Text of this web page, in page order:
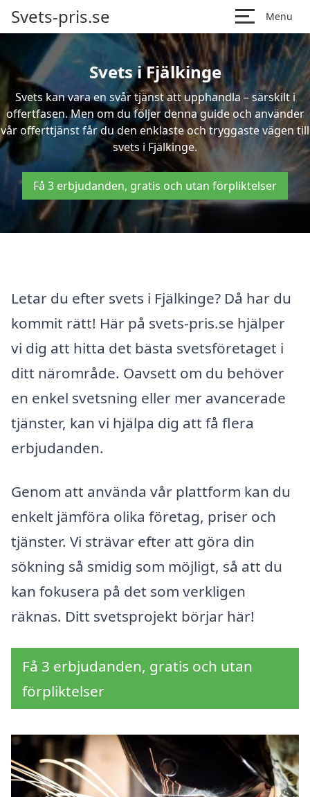
Svets-pris.se Menu
Svets i Fjälkinge
Svets kan vara en svår tjänst att upphandla – särskilt i
offertfasen. Men om du följer denna guide och använder
vår offerttjänst får du den enklaste och tryggaste vägen till
svets i Fjälkinge.
Få 3 erbjudanden, gratis och utan förpliktelser
Letar du efter svets i Fjälkinge? Då har du
kommit rätt! Här på svets-pris.se hjälper
vi dig att hitta det bästa svetsföretaget i
ditt närområde. Oavsett om du behöver
en enkel svetsning eller mer avancerade
tjänster, kan vi hjälpa dig att få flera
erbjudanden.
Genom att använda vår plattform kan du
enkelt jämföra olika företag, priser och
tjänster. Vi strävar efter att göra din
sökning så smidig som möjligt, så att du
kan fokusera på det som verkligen
räknas. Ditt svetsprojekt börjar här!
Få 3 erbjudanden, gratis och utan
förpliktelser